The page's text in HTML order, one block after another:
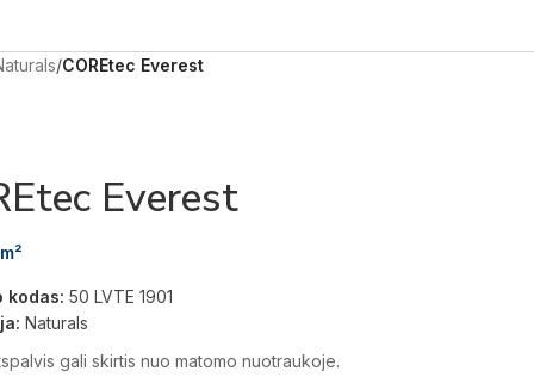
/COREtec Everest
Everest
m²
kodas: 50 LVTE 1901
Naturals
gali skirtis nuo matomo nuotraukoje.